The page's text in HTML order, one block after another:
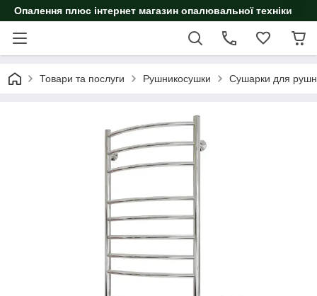
Опалення плюс інтернет магазин опалювальної техніки
Товари та послуги Рушникосушки Сушарки для